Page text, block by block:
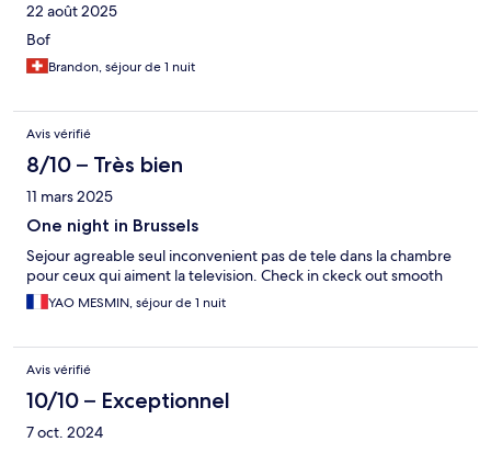
22 août 2025
Bof
Brandon, séjour de 1 nuit
Avis vérifié
8/10 – Très bien
11 mars 2025
One night in Brussels
Sejour agreable seul inconvenient pas de tele dans la chambre
pour ceux qui aiment la television. Check in ckeck out smooth
YAO MESMIN, séjour de 1 nuit
Avis vérifié
10/10 – Exceptionnel
7 oct. 2024